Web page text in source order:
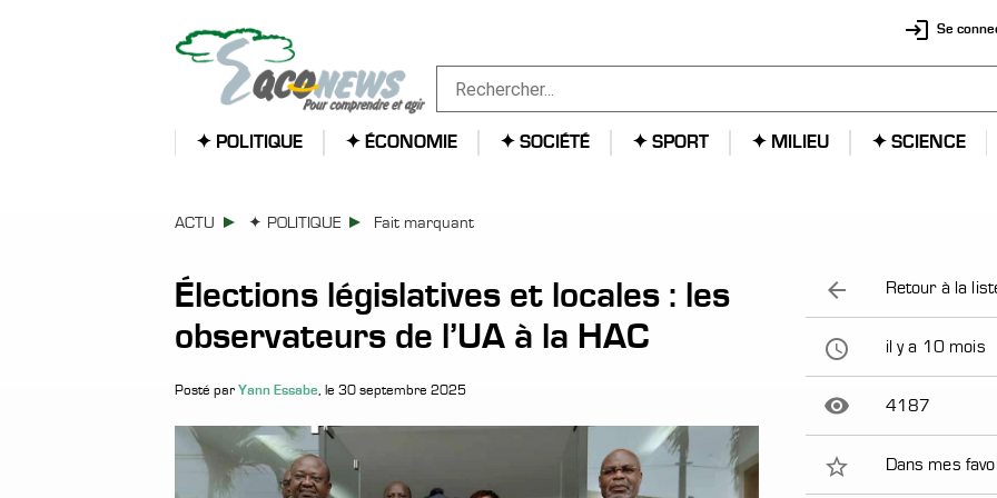
login Se
✦ POLITIQUE ✦ ÉCONOMIE ✦ SOCIÉTÉ ✦ SPORT ✦ MILIEU ✦ SCIENCE
ACTU ✦ POLITIQUE Fait marquant
Élections législatives et locales : les
observateurs de l’UA à la HAC
Posté par Yann Essabe, le 30 septembre 2025
arrow_back Retour à la
access_time il y a 10 mois
remove_red_eye 4187
star_border Dans mes